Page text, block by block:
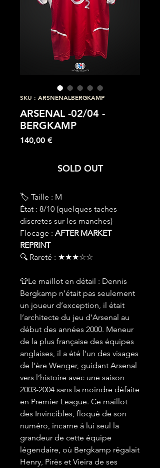
SKU : ARSNENALBERGKAMP
ARSENAL -02/04 -
BERGKAMP
140,00 €Prix
SOLD OUT
🏷 Taille : M
État : 8/10 (quelques taches
discretes sur les manches)
Flocage : AFTER MARKET
REPRINT
🔍 Rareté : ★★★☆☆
👕Le maillot en détail : Dennis
Bergkamp n’était pas seulement
un joueur d’exception, il était
l’architecte du jeu d’Arsenal au
début des années 2000. Meneur
de la plus française des équipes
anglaises, il a été l’un des visages
de l’ère Wenger, guidant Arsenal
vers l’histoire avec une saison
2003-2004 sans la moindre défaite
en Premier League. Ce maillot
des Invincibles, floqué de son
numéro, incarne à lui seul la
grandeur de cette équipe
légendaire, où Bergkamp régalait
Henry, Pirès et Vieira de ses